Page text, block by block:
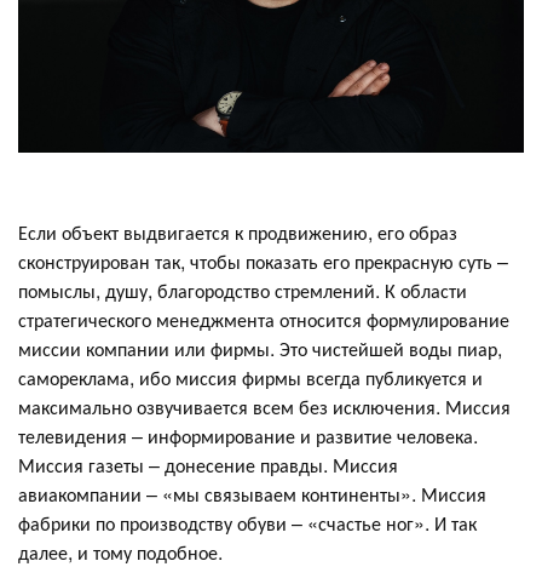
Если объект выдвигается к продвижению, его образ
сконструирован так, чтобы показать его прекрасную суть –
помыслы, душу, благородство стремлений. К области
стратегического менеджмента относится формулирование
миссии компании или фирмы. Это чистейшей воды пиар,
самореклама, ибо миссия фирмы всегда публикуется и
максимально озвучивается всем без исключения. Миссия
телевидения – информирование и развитие человека.
Миссия газеты – донесение правды. Миссия
авиакомпании – «мы связываем континенты». Миссия
фабрики по производству обуви – «счастье ног». И так
далее, и тому подобное.